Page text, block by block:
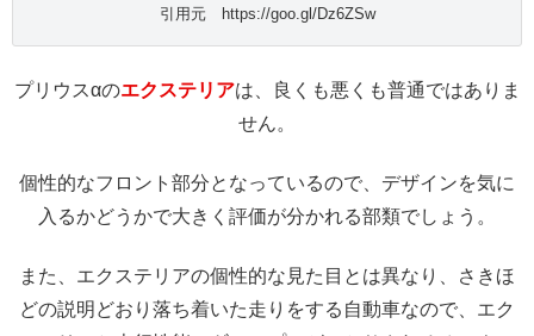
引用元 https://goo.gl/Dz6ZSw
プリウスαのエクステリアは、良くも悪くも普通ではありま
せん。
個性的なフロント部分となっているので、デザインを気に
入るかどうかで大きく評価が分かれる部類でしょう。
また、エクステリアの個性的な見た目とは異なり、さきほ
どの説明どおり落ち着いた走りをする自動車なので、エク